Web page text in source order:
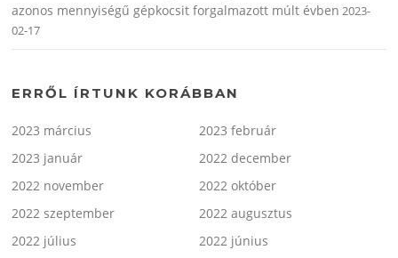
azonos mennyiségű gépkocsit forgalmazott múlt évben 2023-
02-17
ERRŐL ÍRTUNK KORÁBBAN
2023 március
2023 február
2023 január
2022 december
2022 november
2022 október
2022 szeptember
2022 augusztus
2022 július
2022 június